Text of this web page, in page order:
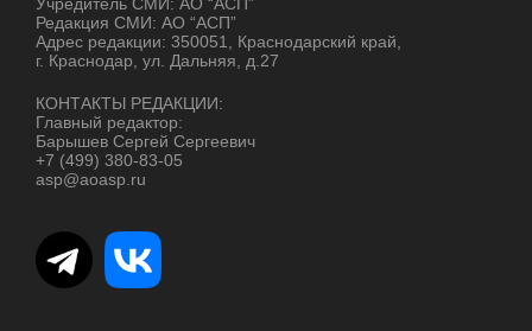
Редакция СМИ: АО “АСП”
Адрес редакции: 350051, Краснодарский край,
г. Краснодар, ул. Дальняя, д.27
КОНТАКТЫ РЕДАКЦИИ:
Главный редактор:
Барышев Сергей Сергеевич
+7 (499) 380-83-05
asp@aoasp.ru